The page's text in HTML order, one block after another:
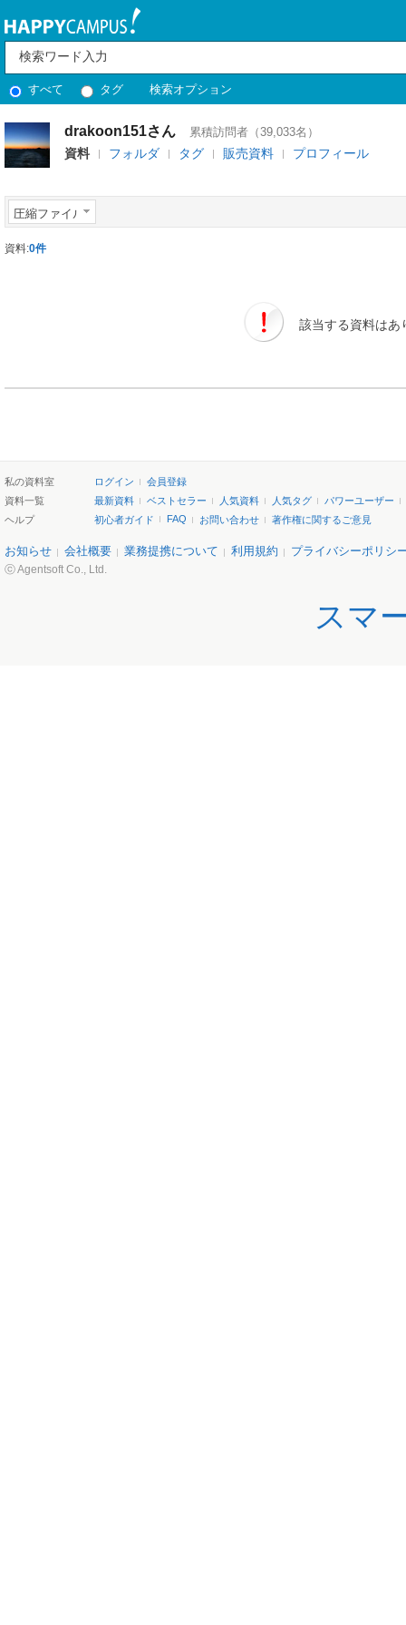
すべて タグ 検索オプション
drakoon151さん 累積訪問者（39,033名）
資料 フォルダ タグ 販売資料 プロフィール
圧縮ファイル
資料:0件
該当する資料はあ
私の資料室 ログイン
会員登録
資料一覧
最新資料 ベストセラー 人気資料 人気タグ
パワーユーザー
ヘルプ
初心者ガイド FAQ お問い合わせ 著作権に関するご意見
お知らせ 会社概要 業務提携について 利用規約 プライバシーポリシ
ⓒ Agentsoft Co., Ltd.
スマ